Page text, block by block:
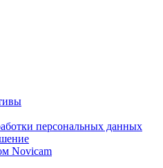
персональных данных
Novicam